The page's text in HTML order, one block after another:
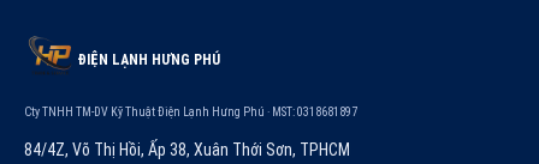
ĐIỆN LẠNH HƯNG PHÚ
Cty TNHH TM-DV Kỹ Thuật Điện Lạnh Hưng Phú · MST: 0318681897
84/4Z, Võ Thị Hồi, Ấp 38, Xuân Thới Sơn, TPHCM